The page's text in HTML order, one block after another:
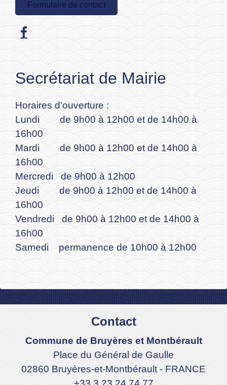
Formulaire de contact
Secrétariat de Mairie
Horaires d'ouverture :
Lundi de 9h00 à 12h00 et de 14h00 à
16h00
Mardi de 9h00 à 12h00 et de 14h00 à
16h00
Mercredi de 9h00 à 12h00
Jeudi de 9h00 à 12h00 et de 14h00 à
16h00
Vendredi de 9h00 à 12h00 et de 14h00 à
16h00
Samedi permanence de 10h00 à 12h00
Contact
Commune de Bruyères et Montbérault
Place du Général de Gaulle
02860 Bruyères-et-Montbérault - FRANCE